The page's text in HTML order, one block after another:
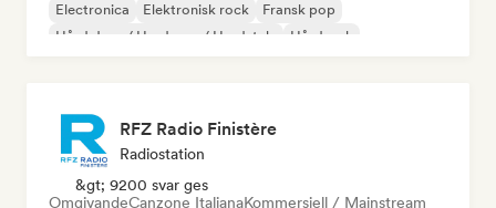
Electronica
Elektronisk rock
Fransk pop
Hård dans / Hardcore / Hardstyle
Hårdrock
RFZ Radio Finistère
Radiostation
&gt; 9200 svar ges
OmgivandeCanzone ItalianaKommersiell / Mainstream